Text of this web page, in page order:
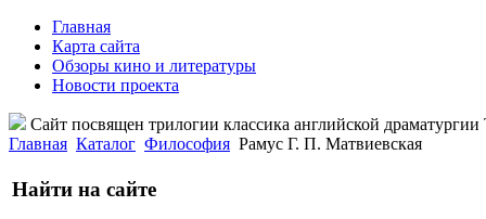
Главная
Карта сайта
Обзоры кино и литературы
Новости проекта
Сайт посвящен трилогии классика английской
Главная Каталог Философия Рамус Г. П. Матвиевская
Найти на сайте